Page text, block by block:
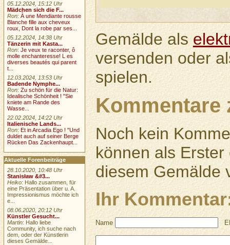
Gemälde als
versenden oder
spielen.
Kommentare
Noch kein
können als
diesem Gemälde
Ihr
Name
05.12.2024, 15:12 Uhr
Mädchen sich die F...
Ron:À une Mendiante rousse
Blanche fille aux cheveux
roux, Dont la robe par ses...
05.12.2024, 14:38 Uhr
Tänzerin mit Kasta...
Ron:Je veux te raconter, ô
molle enchanteresse! L es
diverses beautés qui parent
t...
12.03.2024, 13:53 Uhr
Badende Nymphe...
Ron:Zu schön für die Natur:
Idealische Schönheit ! "Sie
kniete am Rande des
Wasse...
22.02.2024, 14:22 Uhr
Italienische Lands...
Ron:Et in Arcadia Ego ! "Und
duldet auch auf seiner Berge
Rücken Das Zackenhaupt...
Aktuelle Forenbeiträge
28.10.2020, 10:48 Uhr
Stanisław &#3...
Heiko: Hallo zusammen, für
eine Präsentation über u. A.
Impressionismus möchte ich
e...
08.06.2020, 20:12 Uhr
Künstler Gesucht...
Martin: Hallo liebe
Community, ich suche nach
dem, oder der Künstlerin
dieses Gemälde...